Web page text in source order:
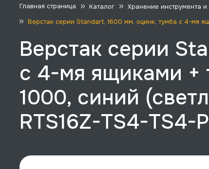
Главная страница Каталог Хранение инструмента
Верстак серии Standart, 1600 мм, оцинк, тумба с 4-мя
Верстак серии
с 4-мя ящиками +
1000, синий
RTS16Z-TS4-TS4-